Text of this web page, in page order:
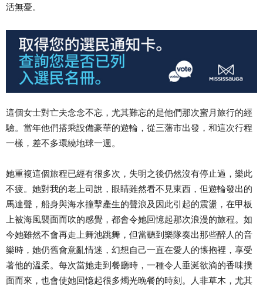
活無憂。
這個女士對亡夫念念不忘，尤其難忘的是他們那次蜜月旅行的經
驗。當年他們搭乘設備豪華的遊輪，從三藩市出發，和這次行程
一樣，差不多環繞地球一週。
她重複這個旅程已經有很多次，失明之後仍然沒有停止過，樂此
不疲。她對我的老上司說，眼睛雖然看不見東西，但遊輪發出的
馬達聲，船身與海水撞擊產生的聲浪及因此引起的震盪，在甲板
上被海風襲面而吹的感覺，都會令她回憶起那次浪漫的旅程。如
今她雖然不會再走上舞池跳舞，但當聽到樂隊奏出那些醉人的音
樂時，她仍舊會意亂情迷，幻想自己一直在愛人的懐抱裡，享受
著他的溫柔。每次當她走到餐廳時，一種令人垂涎欲滴的香味撲
面而來，也會使她回憶起很多燭光晚餐的時刻。人非草木，尤其